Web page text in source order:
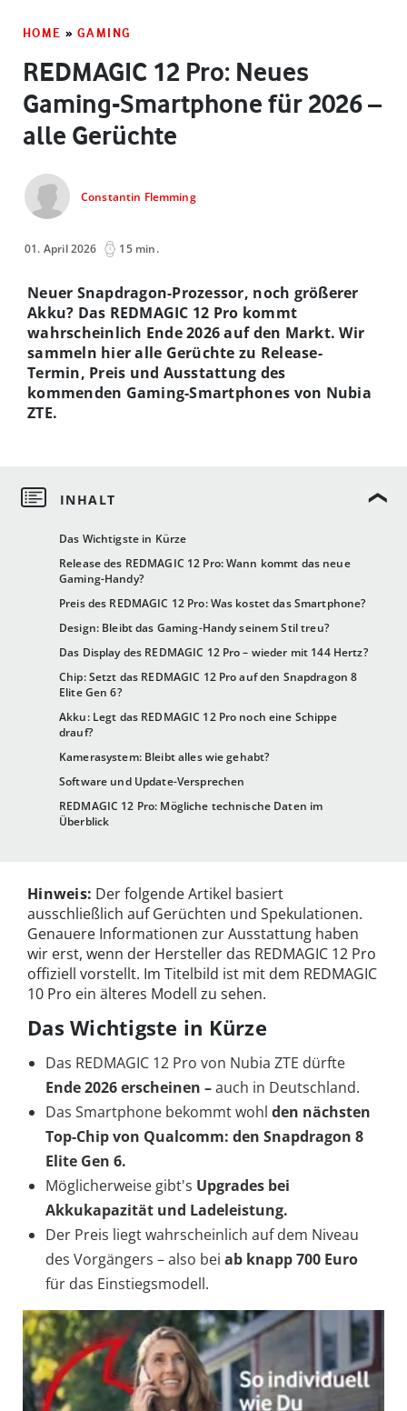
HOME » GAMING
REDMAGIC 12 Pro: Neues
Gaming-Smartphone für 2026 –
alle Gerüchte
Constantin Flemming
01. April 2026 15 min.
Das Wichtigste in Kürze
Release des REDMAGIC 12 Pro: Wann kommt das neue
Gaming-Handy?
Preis des REDMAGIC 12 Pro: Was kostet das Smartphone?
Design: Bleibt das Gaming-Handy seinem Stil treu?
Das Display des REDMAGIC 12 Pro – wieder mit 144 Hertz?
Chip: Setzt das REDMAGIC 12 Pro auf den Snapdragon 8
Elite Gen 6?
Akku: Legt das REDMAGIC 12 Pro noch eine Schippe
drauf?
Kamerasystem: Bleibt alles wie gehabt?
Software und Update-Versprechen
REDMAGIC 12 Pro: Mögliche technische Daten im
Überblick
Neuer Snapdragon-Prozessor, noch größerer
Akku? Das REDMAGIC 12 Pro kommt
wahrscheinlich Ende 2026 auf den Markt. Wir
sammeln hier alle Gerüchte zu Release-
Termin, Preis und Ausstattung des
kommenden Gaming-Smartphones von Nubia
ZTE.
Hinweis: Der folgende Artikel basiert
ausschließlich auf Gerüchten und Spekulationen.
Genauere Informationen zur Ausstattung haben
wir erst, wenn der Hersteller das REDMAGIC 12 Pro
offiziell vorstellt. Im Titelbild ist mit dem REDMAGIC
10 Pro ein älteres Modell zu sehen.
Das Wichtigste in Kürze
Das REDMAGIC 12 Pro von Nubia ZTE dürfte
Ende 2026 erscheinen –auch in Deutschland.
Das Smartphone bekommt wohl den nächsten
Top-Chip von Qualcomm: den Snapdragon 8
Elite Gen 6.
Möglicherweise gibt's Upgrades bei
Akkukapazität und Ladeleistung.
Der Preis liegt wahrscheinlich auf dem Niveau
des Vorgängers – also bei ab knapp 700 Euro
für das Einstiegsmodell.